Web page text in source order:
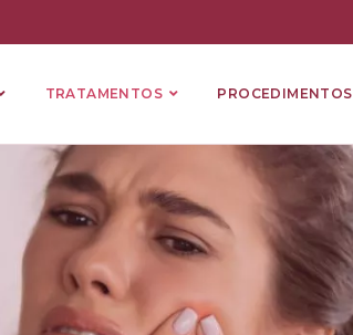
TRATAMENTOS PROCEDIMENTOS